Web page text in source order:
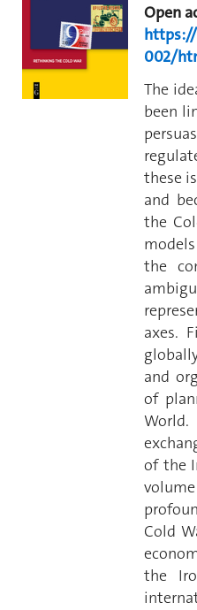
Open
https://
002/
The
been
these
and
the
the
axes.
and
of
of the
Cold
the